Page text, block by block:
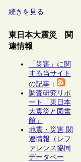
続きを見る
東日本大震災 関
連情報
「災害」に関
する当サイト
の記事：
調査研究リポ
ート「東日本
大震災と図書
館」
地震・災害 関
連情報（レフ
ァレンス協同
データベー